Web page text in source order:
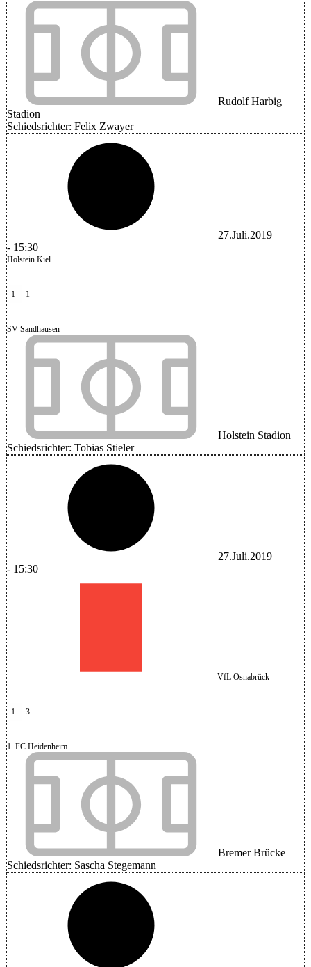
Rudolf Harbig
Stadion
Schiedsrichter: Felix Zwayer
27.Juli.2019
- 15:30
Holstein Kiel
1 1
SV Sandhausen
Holstein Stadion
Schiedsrichter: Tobias Stieler
27.Juli.2019
- 15:30
VfL Osnabrück
1 3
1. FC Heidenheim
Bremer Brücke
Schiedsrichter: Sascha Stegemann